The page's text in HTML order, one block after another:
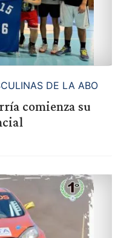
DE LA ABO
comienza su